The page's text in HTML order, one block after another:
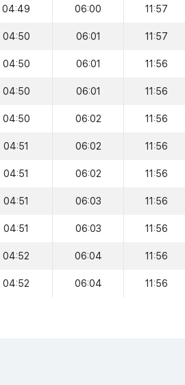
04:49 06:00 11:57
04:50 06:01 11:57
04:50 06:01 11:56
04:50 06:01 11:56
04:50 06:02 11:56
04:51 06:02 11:56
04:51 06:02 11:56
04:51 06:03 11:56
04:51 06:03 11:56
04:52 06:04 11:56
04:52 06:04 11:56